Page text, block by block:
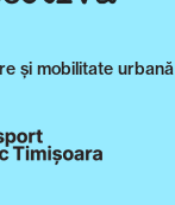
și mobilitate urbană